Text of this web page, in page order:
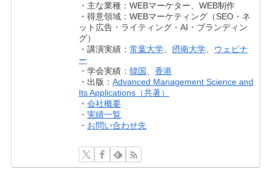
・主な業種：WEBマーケター、WEB制作
・得意領域：WEBマーケティング（SEO・ネ
ット広告・ライティング・AI・ブランディン
グ）
・講演実績：常葉大学、摂南大学、 ウェビナ
ー
・学会実績：韓国、香港
・出版：Advanced Management Science and
Its Applications（共著）
・会社概要
・実績一覧
・ お問い合わせ先